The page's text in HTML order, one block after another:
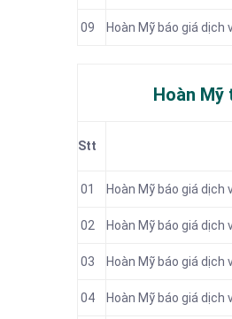
09 Hoàn Mỹ báo giá
Hoàn
Stt
01 Hoàn Mỹ báo giá
02 Hoàn Mỹ báo giá
03 Hoàn Mỹ báo giá
04 Hoàn Mỹ báo giá